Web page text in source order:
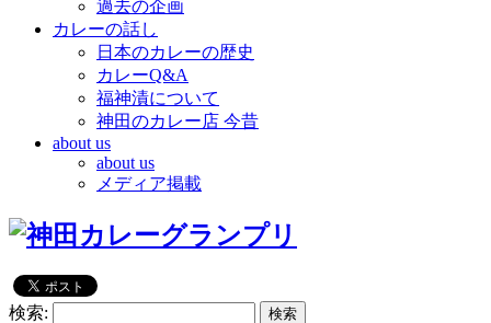
過去の企画
カレーの話し
日本のカレーの歴史
カレーQ&A
福神漬について
神田のカレー店 今昔
about us
about us
メディア掲載
検索: